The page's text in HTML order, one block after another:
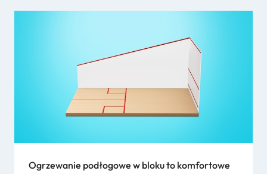
Ogrzewanie podłogowe w bloku to komfortowe